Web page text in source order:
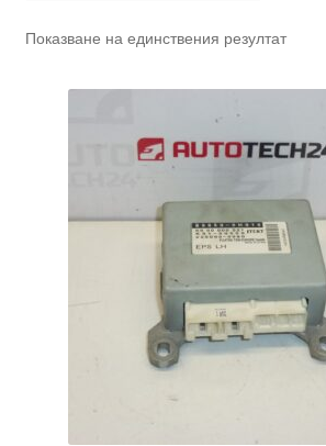
Показване на единствения резултат